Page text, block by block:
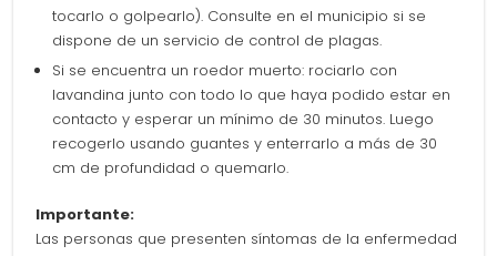
tocarlo o golpearlo). Consulte en el municipio si se
dispone de un servicio de control de plagas.
Si se encuentra un roedor muerto: rociarlo con
lavandina junto con todo lo que haya podido estar en
contacto y esperar un mínimo de 30 minutos. Luego
recogerlo usando guantes y enterrarlo a más de 30
cm de profundidad o quemarlo.
Importante:
Las personas que presenten síntomas de la enfermedad